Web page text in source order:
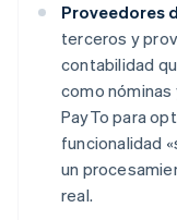
Proveedores
terceros y
contabilidad
como nóminas
PayTo para
funcionalidad
un
real.